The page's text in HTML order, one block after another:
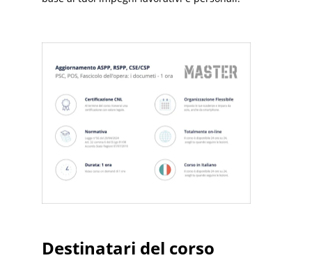
Destinatari del corso